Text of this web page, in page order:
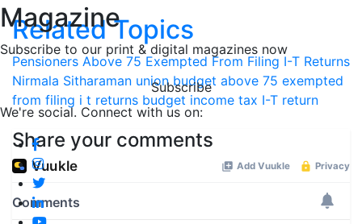
Magazine
Subscribe to our print & digital magazines now
Subscribe
We're social. Connect with us on:
Related Topics
Pensioners Above 75 Exempted From Filing I-T Returns
Nirmala Sitharaman union budget above 75 exempted
from filing i t returns budget income tax I-T return
Share your comments